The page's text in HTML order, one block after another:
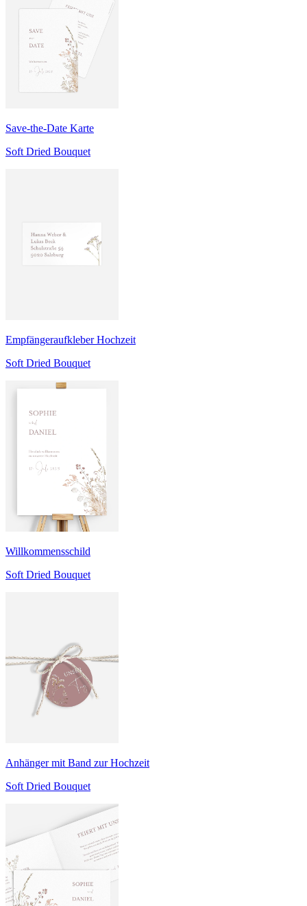
Save-the-Date Karte
Soft Dried Bouquet
Empfängeraufkleber Hochzeit
Soft Dried Bouquet
Willkommensschild
Soft Dried Bouquet
Anhänger mit Band zur Hochzeit
Soft Dried Bouquet